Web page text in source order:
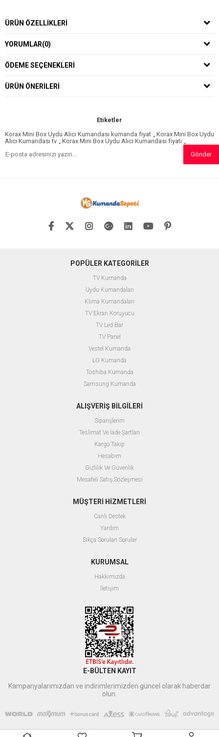
ÜRÜN ÖZELLIKLERI
YORUMLAR(0)
ÖDEME SEÇENEKLERI
ÜRÜN ÖNERILERI
Etiketler
Korax Mini Box Uydu Alıcı Kumandası kumanda fiyat
Korax Mini Box Uydu
Alıcı Kumandası tv
Korax Mini Box Uydu Alıcı Kumandası fiyatı
Gönder
POPÜLER KATEGORİLER
TV Kumanda
Uydu Kumandaları
Klima Kumandaları
TV Ekran Koruyucu
TV Led Bar
TV Panel
Vestel Kumanda
LG Kumanda
Toshiba Kumanda
Samsung Kumanda
ALIŞVERİŞ BİLGİLERİ
Siparişlerim
Teslimat Ve İade Şartları
Kargo Takip
Hesabım
Gizlilik Ve Güvenlik
Mesafeli Satış Sözleşmesi
MÜŞTERİ HİZMETLERİ
Canlı Destek
Yardım
Sıkça Sorulan Sorular
KURUMSAL
Hakkımızda
İletişim
E-BÜLTEN KAYIT
Kampanyalarımızdan ve indirimlerimizden güncel olarak haberdar
olun.